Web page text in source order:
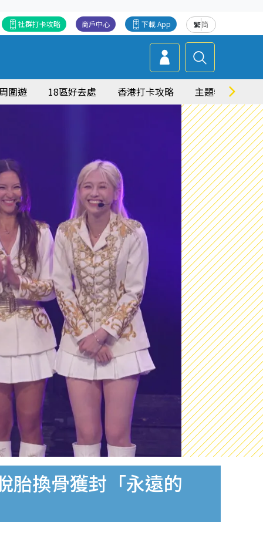
繁简
下載 App
商戶中心
社群打卡攻略
圍遊 18區好去處 香港打卡攻略 主題特集
胎換骨獲封「永遠的